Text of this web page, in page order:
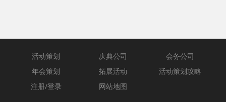
活动策划 庆典公司
会务公司
年会策划
拓展活动
活动策划攻略
注册/登录
网站地图